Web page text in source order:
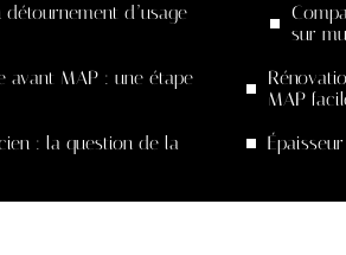
d’usage
avant MAP : une étape
: la question de la
sur
MAP